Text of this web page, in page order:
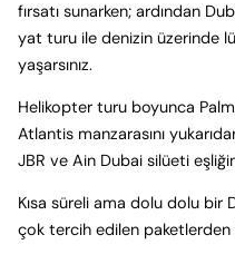
fırsatı sunarken; ardından
yat turu ile denizin üzerinde
yaşarsınız.
Helikopter turu boyunca
Atlantis manzarasını
JBR ve Ain Dubai silüeti
Kısa süreli ama dolu dolu bir
çok tercih edilen paketlerden